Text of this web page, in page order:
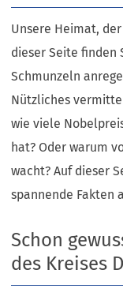
Unsere Heimat,
dieser Seite finden
Schmunzeln
Nützliches
wie viele
hat? Oder warum
wacht? Auf dieser
spannende Fakten
Schon
des Kreises